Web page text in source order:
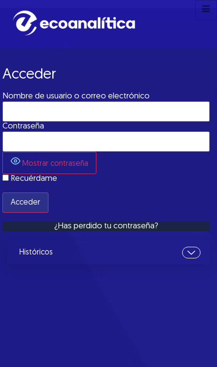
Acceder
Nombre de usuario o correo electrónico
Contraseña
Mostrar contraseña
Recuérdame
¿Has perdido tu contraseña?
Históricos